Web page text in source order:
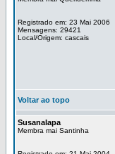
Registrado em: 23 Mai 2006
Mensagens: 29421
Local/Origem: cascais
Voltar ao topo
Susanalapa
Membra mai Santinha